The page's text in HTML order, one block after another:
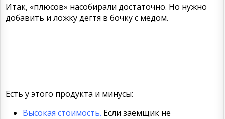
Итак, «плюсов» насобирали достаточно. Но нужно
добавить и ложку дегтя в бочку с медом.
Есть у этого продукта и минусы:
Высокая стоимость. Если заемщик не